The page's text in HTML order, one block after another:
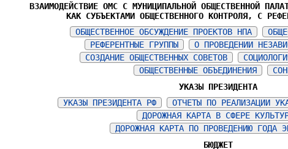
ВЗАИМОДЕЙСТВИЕ ОМС С МУНИЦИПАЛЬНОЙ ОБЩЕСТВЕННОЙ
КАК СУБЪЕКТАМИ ОБЩЕСТВЕННОГО КОНТРОЛЯ, С
ОБЩЕСТВЕННОЕ ОБСУЖДЕНИЕ ПРОЕКТОВ НПА
РЕФЕРЕНТНЫЕ ГРУППЫ
О ПРОВЕДЕНИИ
СОЗДАНИЕ ОБЩЕСТВЕННЫХ СОВЕТОВ
ОБЩЕСТВЕННЫЕ ОБЪЕДИНЕНИЯ
УКАЗЫ ПРЕЗИДЕНТА
УКАЗЫ ПРЕЗИДЕНТА РФ
ОТЧЕТЫ ПО РЕАЛИЗАЦИИ
ДОРОЖНАЯ КАРТА В СФЕРЕ
ДОРОЖНАЯ КАРТА ПО ПРОВЕДЕНИЮ ГОДА
БЮДЖЕТ